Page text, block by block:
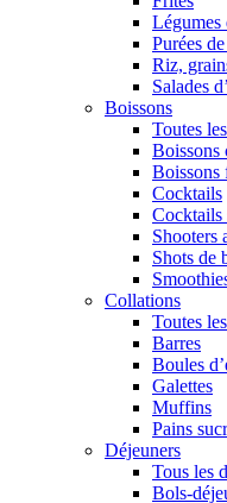
Légumes
Purées
Riz,
Salades
Boissons
Toutes
Boissons
Boissons
Cocktails
Cocktails
Shooters
Shots de
Collations
Toutes
Barres
Boules
Galettes
Muffins
Pains
Déjeuners
Tous les
Bols-